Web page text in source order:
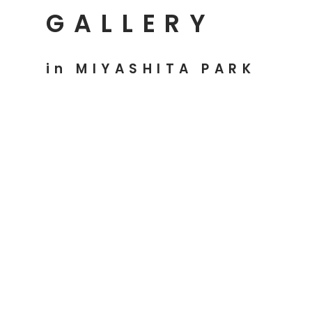
GALLERY
in MIYASHITA PARK